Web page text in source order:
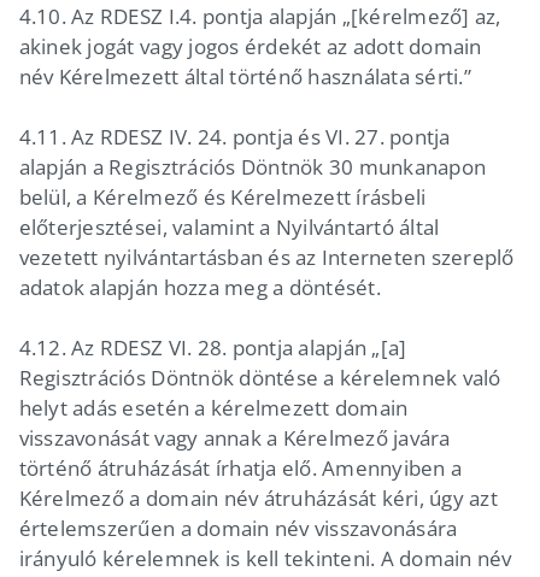
4.10. Az RDESZ I.4. pontja alapján „[kérelmező] az,
akinek jogát vagy jogos érdekét az adott domain
név Kérelmezett által történő használata sérti.”
4.11. Az RDESZ IV. 24. pontja és VI. 27. pontja
alapján a Regisztrációs Döntnök 30 munkanapon
belül, a Kérelmező és Kérelmezett írásbeli
előterjesztései, valamint a Nyilvántartó által
vezetett nyilvántartásban és az Interneten szereplő
adatok alapján hozza meg a döntését.
4.12. Az RDESZ VI. 28. pontja alapján „[a]
Regisztrációs Döntnök döntése a kérelemnek való
helyt adás esetén a kérelmezett domain
visszavonását vagy annak a Kérelmező javára
történő átruházását írhatja elő. Amennyiben a
Kérelmező a domain név átruházását kéri, úgy azt
értelemszerűen a domain név visszavonására
irányuló kérelemnek is kell tekinteni. A domain név